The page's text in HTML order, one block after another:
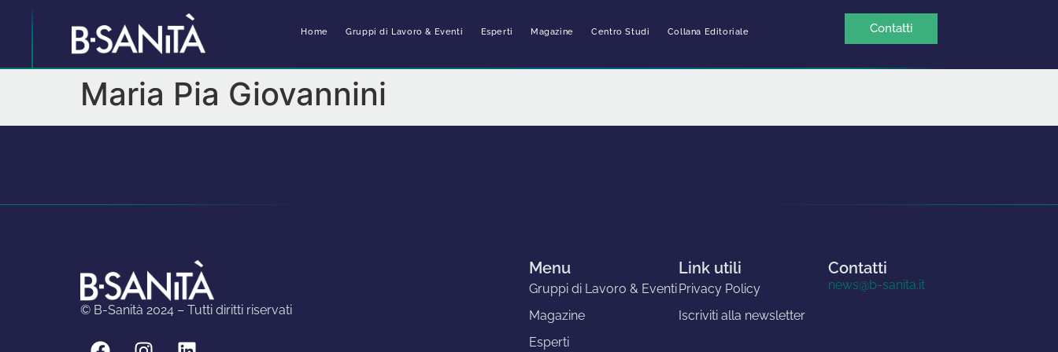
Home Gruppi di Lavoro & Eventi Esperti Magazine Centro Studi Collana Editoriale Contatti
Maria Pia Giovannini
© B-Sanità 2024 – Tutti diritti riservati
Menu
Gruppi di Lavoro & Eventi
Magazine
Esperti
Link utili
Privacy Policy
Iscriviti alla newsletter
Contatti
news@b-sanita.it